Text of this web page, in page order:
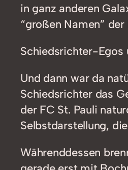
in ganz anderen
“großen Namen”
Schiedsrichter-Egos
Und dann war da
Schiedsrichter das
der FC St. Pauli
Selbstdarstellung,
Währenddessen